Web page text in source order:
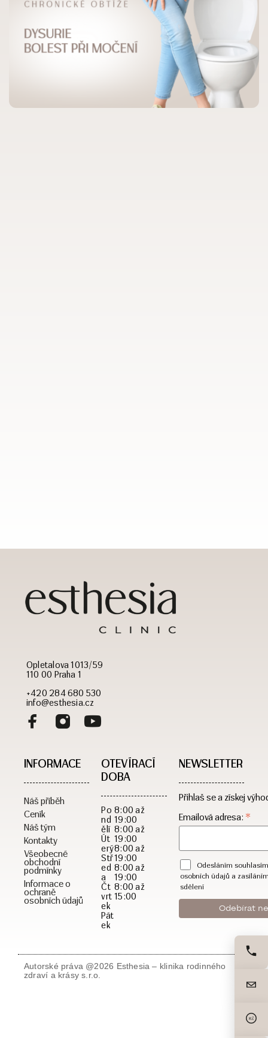
Opletalova 1013/59
110 00 Praha 1
+420 284 680 530
info@esthesia.cz
INFORMACE
Náš příběh
Ceník
Náš tým
Kontakty
Všeobecné
obchodní
podmínky
Informace o
ochraně
osobních údajů
OTEVÍRACÍ
DOBA​
Po
nd
ělí
Út
erý
Stř
ed
a
Čt
vrt
ek
Pát
ek
8:00 až
19:00
8:00 až
19:00
8:00 až
19:00
8:00 až
19:00
8:00 až
15:00
NEWSLETTER
Přihlaš se a získej
Emailová adresa: *
Odesláním
osobních údajů a
sdělení
Autorské práva @2026 Esthesia – klinika rodinného
zdraví a krásy s.r.o.
Kč